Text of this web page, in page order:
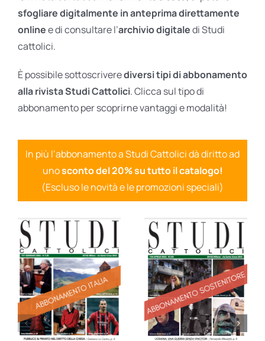
Ares Gift Card
sfogliare digitalmente in anteprima direttamente
onlinee di consultare l’archivio digitaledi Studi
cattolici.
È possibile sottoscriverediversi tipi di abbonamento
alla rivista Studi Cattolici. Clicca sul tipo di
abbonamento per scoprirne vantaggi e modalità!
In più l’abbonamento a Studi Cattolici dà diritto ad
unosconto del 20% su tutto il catalogo!
(Escluso le novità e le promozioni speciali)